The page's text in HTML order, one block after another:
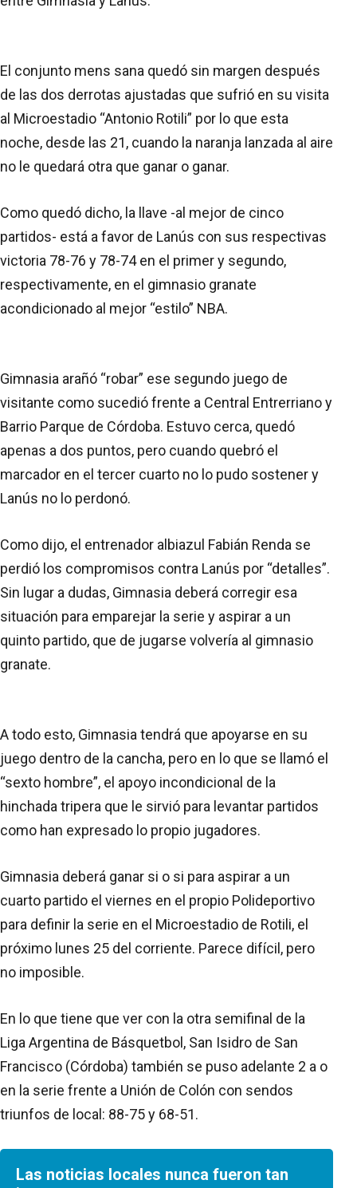
El conjunto mens sana quedó sin margen después
de las dos derrotas ajustadas que sufrió en su visita
al Microestadio “Antonio Rotili” por lo que esta
noche, desde las 21, cuando la naranja lanzada al aire
no le quedará otra que ganar o ganar.
Como quedó dicho, la llave -al mejor de cinco
partidos- está a favor de Lanús con sus respectivas
victoria 78-76 y 78-74 en el primer y segundo,
respectivamente, en el gimnasio granate
acondicionado al mejor “estilo” NBA.
Gimnasia arañó “robar” ese segundo juego de
visitante como sucedió frente a Central Entrerriano y
Barrio Parque de Córdoba. Estuvo cerca, quedó
apenas a dos puntos, pero cuando quebró el
marcador en el tercer cuarto no lo pudo sostener y
Lanús no lo perdonó.
Como dijo, el entrenador albiazul Fabián Renda se
perdió los compromisos contra Lanús por “detalles”.
Sin lugar a dudas, Gimnasia deberá corregir esa
situación para emparejar la serie y aspirar a un
quinto partido, que de jugarse volvería al gimnasio
granate.
A todo esto, Gimnasia tendrá que apoyarse en su
juego dentro de la cancha, pero en lo que se llamó el
“sexto hombre”, el apoyo incondicional de la
hinchada tripera que le sirvió para levantar partidos
como han expresado lo propio jugadores.
Gimnasia deberá ganar si o si para aspirar a un
cuarto partido el viernes en el propio Polideportivo
para definir la serie en el Microestadio de Rotili, el
próximo lunes 25 del corriente. Parece difícil, pero
no imposible.
En lo que tiene que ver con la otra semifinal de la
Liga Argentina de Básquetbol, San Isidro de San
Francisco (Córdoba) también se puso adelante 2 a o
en la serie frente a Unión de Colón con sendos
triunfos de local: 88-75 y 68-51.
Las noticias locales nunca fueron tan